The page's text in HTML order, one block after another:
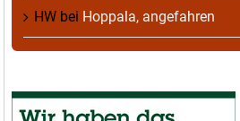
HW bei Hoppala, angefahren